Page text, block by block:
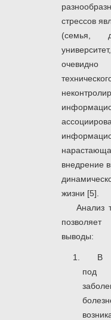
стрессов
(семья,
внедрение
жизни [5].
Анализ
выводы:
В
под